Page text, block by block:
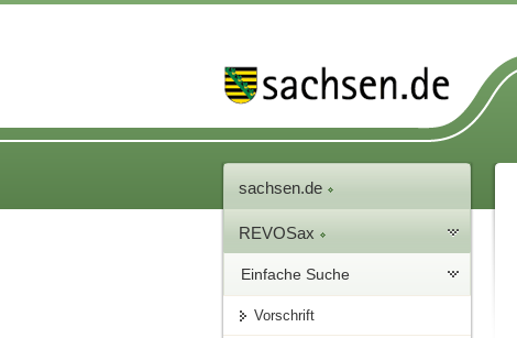
sachsen.de
REVOSax
Einfache Suche
Vorschrift